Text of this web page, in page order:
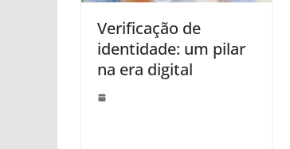
Verificação de
identidade: um pilar
na era digital